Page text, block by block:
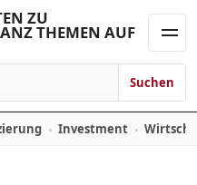
ZU
THEMEN AUF
Suchen
Investment